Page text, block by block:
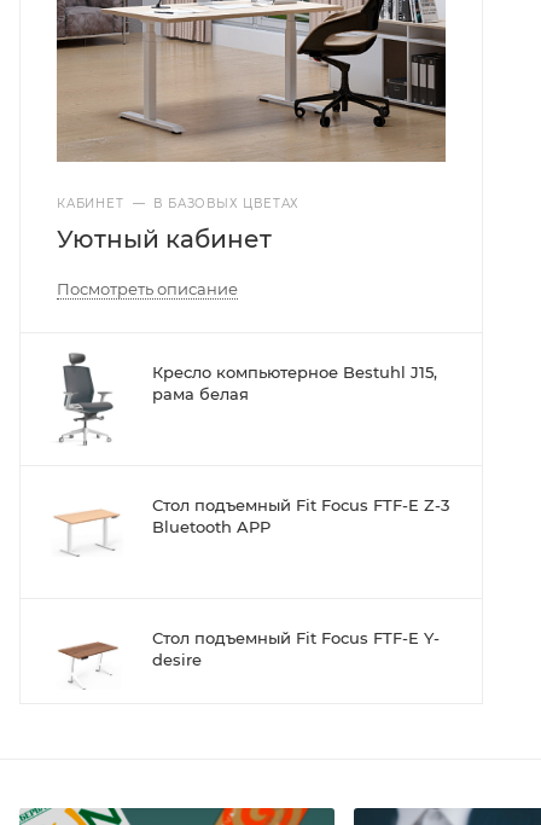
КАБИНЕТ — В БАЗОВЫХ ЦВЕТАХ
Уютный кабинет
Посмотреть описание
Кресло компьютерное Bestuhl J15,
рама белая
Стол подъемный Fit Focus FTF-E Z-3
Bluetooth APP
Стол подъемный Fit Focus FTF-E Y-
desire